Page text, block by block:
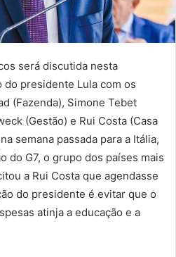
será discutida nesta
presidente Lula com os
(Fazenda), Simone Tebet
(Gestão) e Rui Costa (Casa
semana passada para a Itália,
do G7, o grupo dos países mais
a Rui Costa que agendasse
do presidente é evitar que o
atinja a educação e a